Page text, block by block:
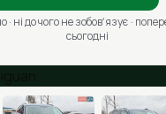
· ні до чого не зобовʼязує ·
сьогодні